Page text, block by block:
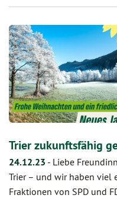
Trier zukunftsfähig
24.12.23 - Liebe
Trier – und wir haben viel
Fraktionen von SPD und